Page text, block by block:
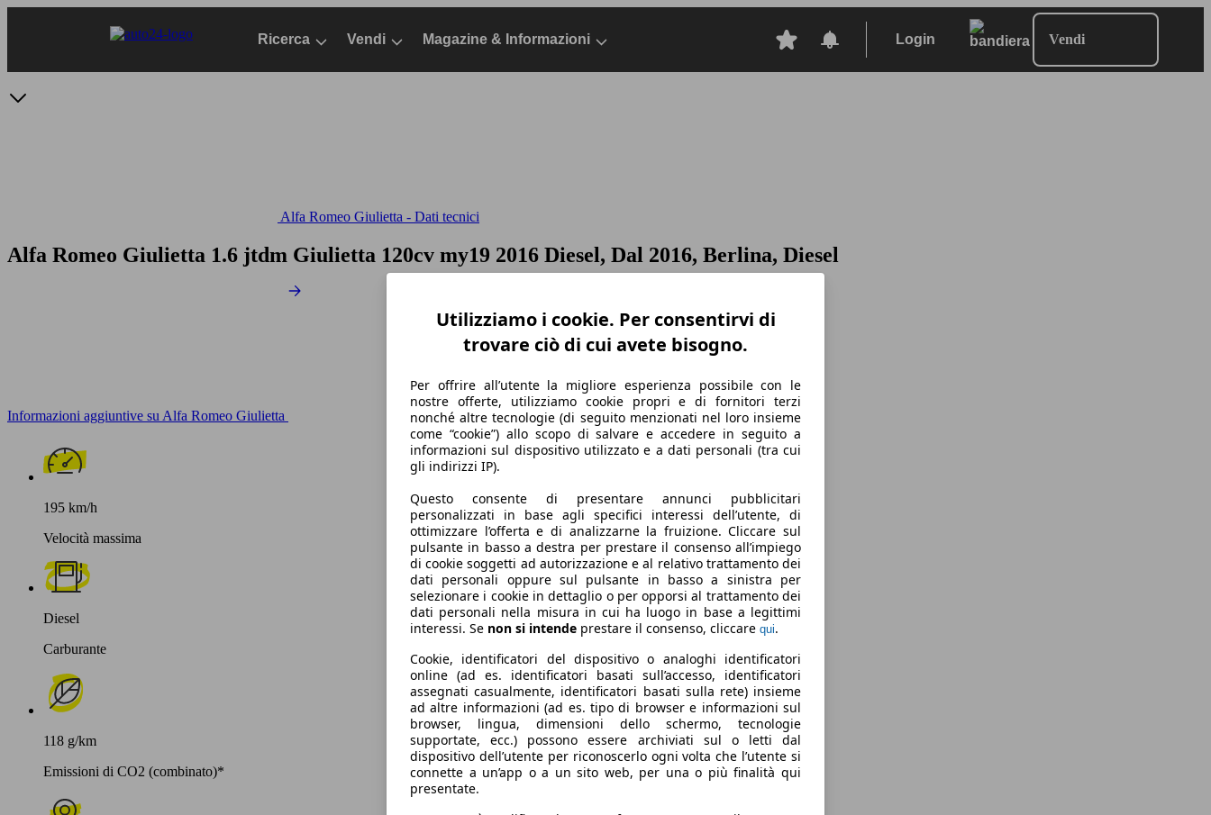
Ricerca Vendi Magazine & Informazioni Login Vendi
Alfa Romeo Giulietta - Dati tecnici
Alfa Romeo Giulietta 1.6 jtdm Giulietta 120cv my19 2016 Diesel, Dal 2016, Berlina, Diesel
Informazioni aggiuntive su Alfa Romeo Giulietta
195 km/h
Velocità massima
Diesel
Carburante
118 g/km
Emissioni di CO2 (combinato)*
Utilizziamo i cookie. Per consentirvi di
trovare ciò di cui avete bisogno.
Per offrire all’utente la migliore esperienza possibile con le
nostre offerte, utilizziamo cookie propri e di fornitori terzi
nonché altre tecnologie (di seguito menzionati nel loro insieme
come “cookie”) allo scopo di salvare e accedere in seguito a
informazioni sul dispositivo utilizzato e a dati personali (tra cui
gli indirizzi IP).
Questo consente di presentare annunci pubblicitari
personalizzati in base agli specifici interessi dell’utente, di
ottimizzare l’offerta e di analizzarne la fruizione. Cliccare sul
pulsante in basso a destra per prestare il consenso all’impiego
di cookie soggetti ad autorizzazione e al relativo trattamento dei
dati personali oppure sul pulsante in basso a sinistra per
selezionare i cookie in dettaglio o per opporsi al trattamento dei
dati personali nella misura in cui ha luogo in base a legittimi
interessi. Se non si intende prestare il consenso, cliccare qui.
Cookie, identificatori del dispositivo o analoghi identificatori
online (ad es. identificatori basati sull’accesso, identificatori
assegnati casualmente, identificatori basati sulla rete) insieme
ad altre informazioni (ad es. tipo di browser e informazioni sul
browser, lingua, dimensioni dello schermo, tecnologie
supportate, ecc.) possono essere archiviati sul o letti dal
dispositivo dell’utente per riconoscerlo ogni volta che l’utente si
connette a un’app o a un sito web, per una o più finalità qui
presentate.